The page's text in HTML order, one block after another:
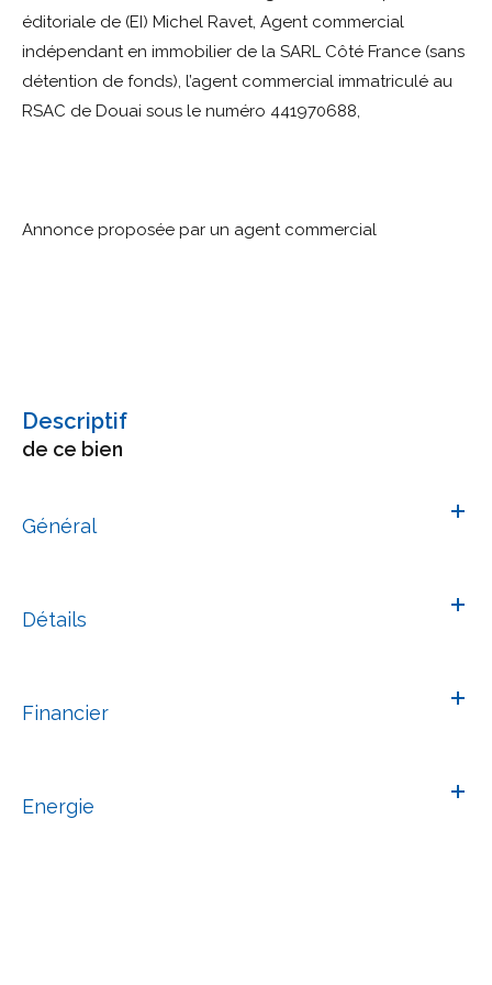
éditoriale de (EI) Michel Ravet, Agent commercial
indépendant en immobilier de la SARL Côté France (sans
détention de fonds), l’agent commercial immatriculé au
RSAC de Douai sous le numéro 441970688,
Annonce proposée par un agent commercial
descriptif
de ce bien
Général
Détails
Financier
Energie